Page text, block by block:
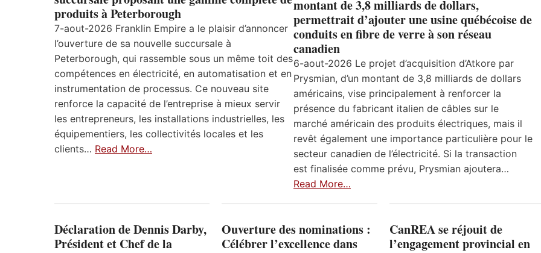
produits à Peterborough
7-aout-2026 Franklin Empire a le plaisir d’annoncer
l’ouverture de sa nouvelle succursale à
Peterborough, qui rassemble sous un même toit des
compétences en électricité, en automatisation et en
instrumentation de processus. Ce nouveau site
renforce la capacité de l’entreprise à mieux servir
les entrepreneurs, les installations industrielles, les
équipementiers, les collectivités locales et les
clients… Read More…
montant de 3,8 milliards de dollars,
permettrait d’ajouter une usine québécoise de
conduits en fibre de verre à son réseau
canadien
6-aout-2026 Le projet d’acquisition d’Atkore par
Prysmian, d’un montant de 3,8 milliards de dollars
américains, vise principalement à renforcer la
présence du fabricant italien de câbles sur le
marché américain des produits électriques, mais il
revêt également une importance particulière pour le
secteur canadien de l’électricité. Si la transaction
est finalisée comme prévu, Prysmian ajoutera…
Read More…
Déclaration de Dennis Darby,
Président et Chef de la
Ouverture des nominations :
Célébrer l’excellence dans
CanREA se réjouit de
l’engagement provincial en